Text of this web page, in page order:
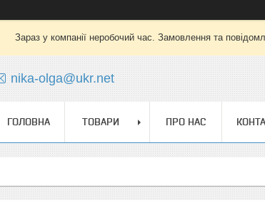
Зараз у компанії неробочий час. Замовлення та
nika-olga@ukr.net
ГОЛОВНА ТОВАРИ ПРО НАС